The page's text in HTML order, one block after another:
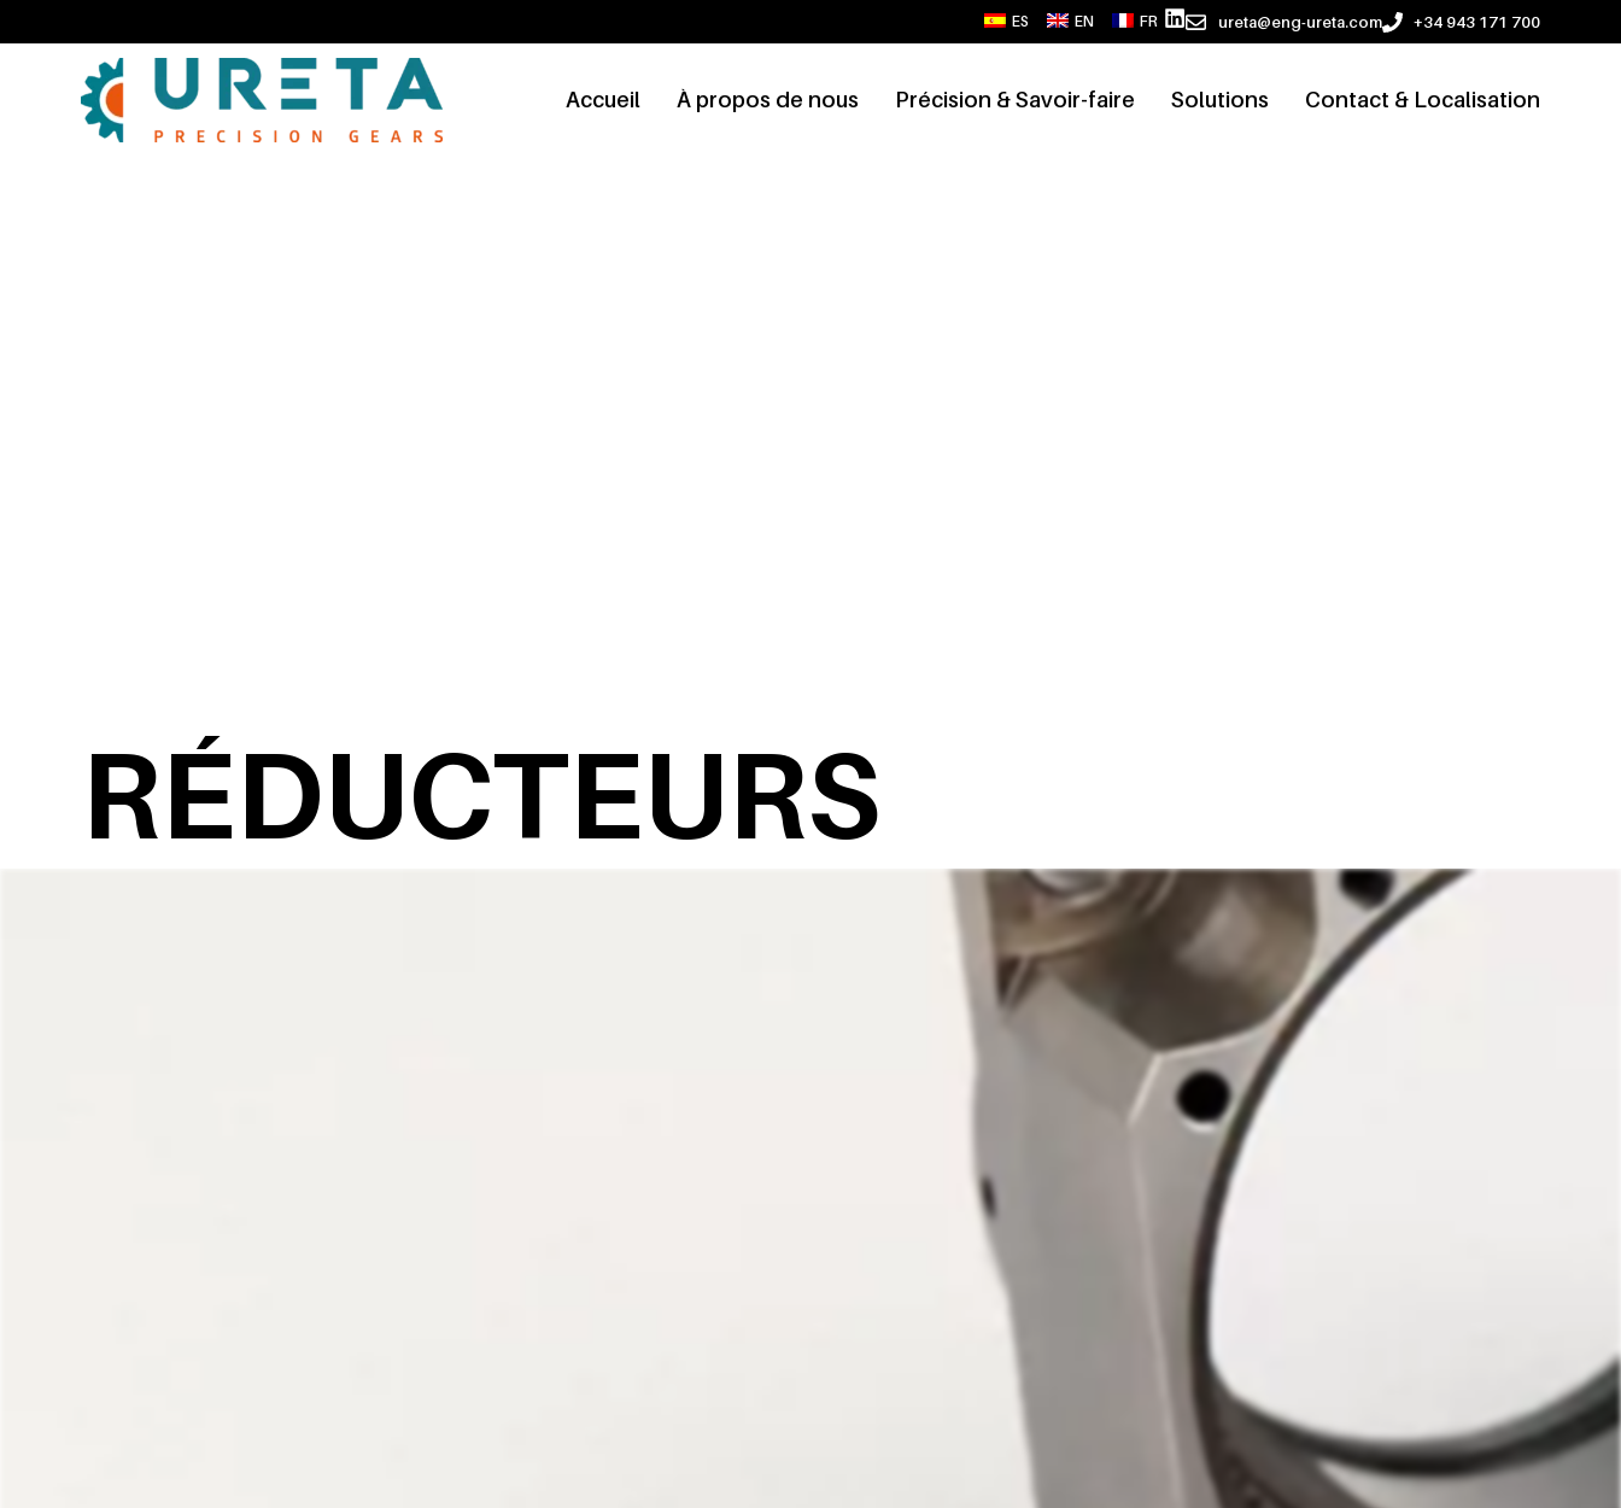
ES EN FR ureta@eng-ureta.com +34 943 171 700
Accueil À propos de nous Précision & Savoir-faire Solutions Contact & Localisation
RÉDUCTEURS